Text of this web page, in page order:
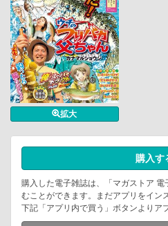
拡大
購入す
購入した電子雑誌は、「マガストア
むことができます。まだアプリをイン
下記「アプリ内で買う」ボタンよりア